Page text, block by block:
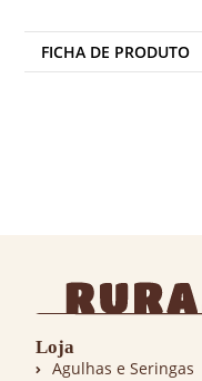
FICHA DE PRODUTO
Loja
Agulhas e Seringas